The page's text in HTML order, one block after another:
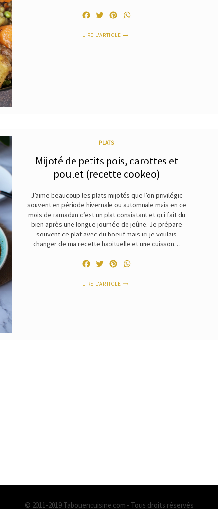
FacebookTwitterPinterest
LIRE L'ARTICLE
PLATS
Mijoté de petits pois, carottes et
poulet (recette cookeo)
J’aime beaucoup les plats mijotés que l’on privilégie
souvent en période hivernale ou automnale mais en ce
mois de ramadan c’est un plat consistant et qui fait du
bien après une longue journée de jeûne. Je prépare
souvent ce plat avec du boeuf mais ici je voulais
changer de ma recette habituelle et une cuisson…
FacebookTwitterPinterest
LIRE L'ARTICLE
© 2011-2019 Tabouencuisine.com - Tous droits réservés